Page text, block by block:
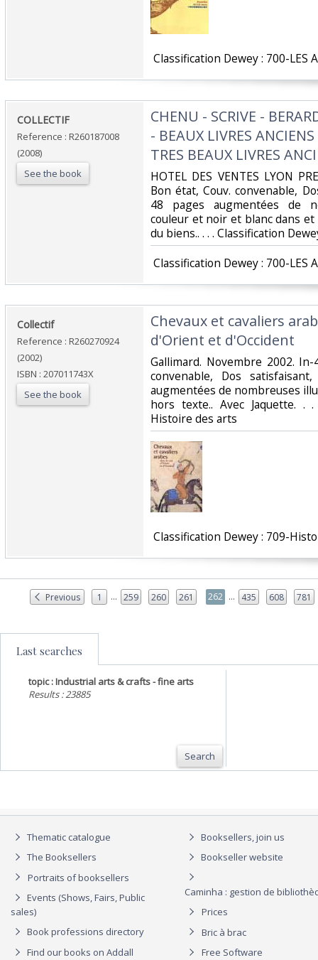
Classification Dewey : 700-LES
‎COLLECTIF‎
Reference : R260187008
(2008)
See the book
‎CHENU - SCRIVE -
- BEAUX LIVRES
TRES BEAUX LIVRES
‎HOTEL DES VENTES LYON
Bon état, Couv. convenable,
48 pages augmentées de
couleur et noir et blanc dans
du biens.. . . . Classification
Classification Dewey : 700-LES
‎Collectif‎
Reference : R260270924
(2002)
ISBN : 207011743X
See the book
‎Chevaux et cavaliers
d'Orient et d'Occident‎
‎Gallimard. Novembre 2002.
convenable, Dos
augmentées de nombreuses
hors texte.. Avec Jaquette. .
Histoire des arts‎
Classification Dewey : 709-
Previous 1 ... 259 260 261 262 ... 435 608 781
Last searches
topic : Industrial arts & crafts - fine arts
Results : 23885
Search
Thematic catalogue
The Booksellers
Portraits of booksellers
Events (Shows, Fairs, Public
sales)
Book professions directory
Find our books on Addall
Booksellers, join us
Bookseller website
Caminha : gestion de
Prices
Bric à brac
Free Software